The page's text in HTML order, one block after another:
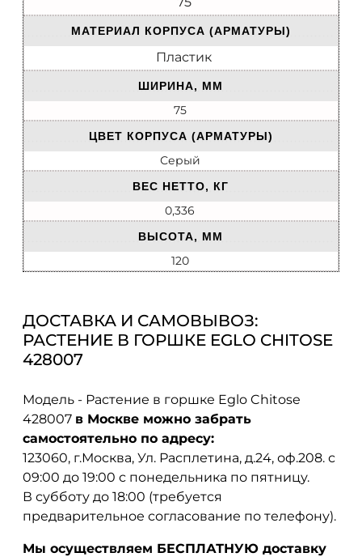
МАТЕРИАЛ КОРПУСА (АРМАТУРЫ)
Пластик
ШИРИНА, ММ
75
ЦВЕТ КОРПУСА (АРМАТУРЫ)
Серый
ВЕС НЕТТО, КГ
0,336
ВЫСОТА, ММ
120
ДОСТАВКА И САМОВЫВОЗ:
РАСТЕНИЕ В ГОРШКЕ EGLO CHITOSE
428007
Модель - Растение в горшке Eglo Chitose
428007 в Москве можно забрать
самостоятельно по адресу:
123060, г.Москва, Ул. Расплетина, д.24, оф.208. с
09:00 до 19:00 с понедельника по пятницу.
В субботу до 18:00 (требуется
предварительное согласование по телефону).
Мы осуществляем БЕСПЛАТНУЮ доставку